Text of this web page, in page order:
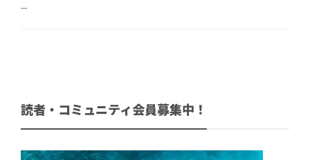
...
読者・コミュニティ会員募集中！